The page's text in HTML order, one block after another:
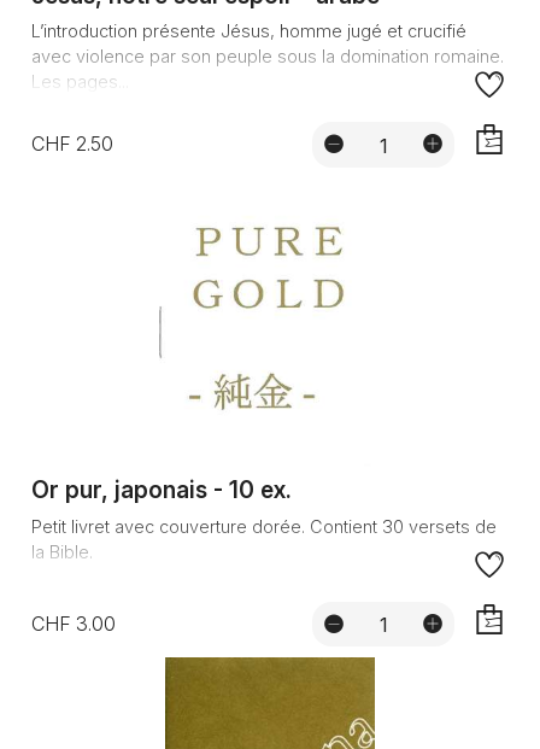
L’introduction présente Jésus, homme jugé et crucifié
avec violence par son peuple sous la domination romaine.
Les pages...
CHF 2.50
Or pur, japonais - 10 ex.
Petit livret avec couverture dorée. Contient 30 versets de
la Bible.
CHF 3.00